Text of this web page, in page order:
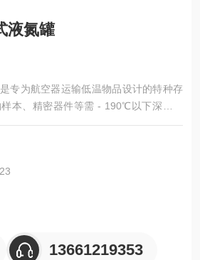
液氮罐
专为航空器运输低温物品设计的特种存
本、精密器件等需 - 190℃以下深低温
液氮吸附体，可吸收和保存液氮，即时
吸收体材质混入冻存管内。通过结构与
方式泄漏、压力失控等问题，避免了一
13661219353